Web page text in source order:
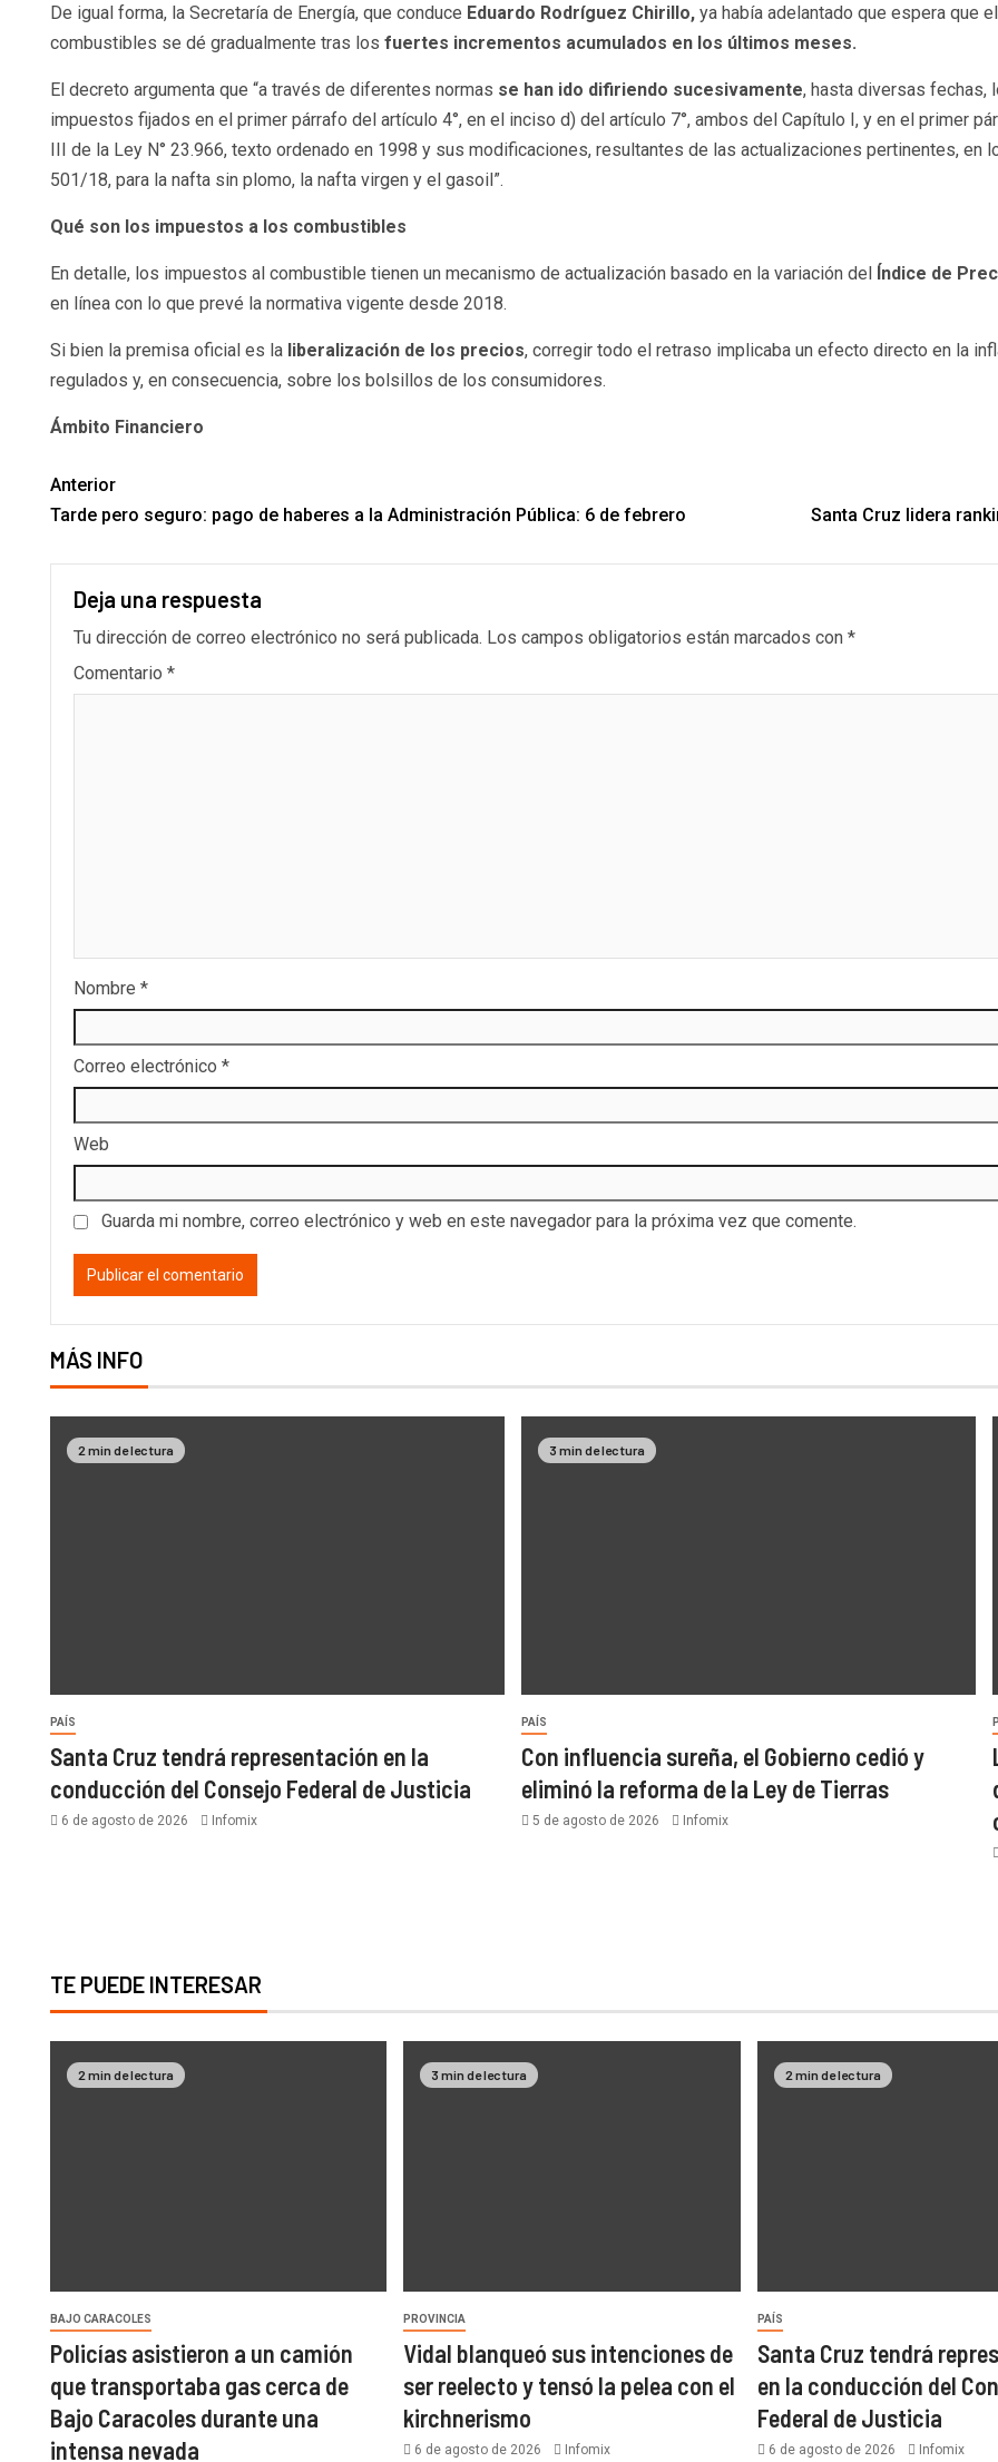
De igual forma, la Secretaría de Energía, que conduce Eduardo Rodríguez Chirillo, ya había adelantado que espera que el
combustibles se dé gradualmente tras los fuertes incrementos acumulados en los últimos meses.
El decreto argumenta que “a través de diferentes normas se han ido difiriendo sucesivamente, hasta diversas
impuestos fijados en el primer párrafo del artículo 4°, en el inciso d) del artículo 7°, ambos del Capítulo I, y en el primer
III de la Ley N° 23.966, texto ordenado en 1998 y sus modificaciones, resultantes de las actualizaciones pertinentes, en
501/18, para la nafta sin plomo, la nafta virgen y el gasoil”.
Qué son los impuestos a los combustibles
En detalle, los impuestos al combustible tienen un mecanismo de actualización basado en la variación del Índice de
en línea con lo que prevé la normativa vigente desde 2018.
Si bien la premisa oficial es la liberalización de los precios, corregir todo el retraso implicaba un efecto directo en la
regulados y, en consecuencia, sobre los bolsillos de los consumidores.
Ámbito Financiero
Anterior
Tarde pero seguro: pago de haberes a la Administración Pública: 6 de febrero
Santa Cruz lidera
Deja una respuesta
Tu dirección de correo electrónico no será publicada. Los campos obligatorios están marcados con *
Comentario *
Nombre *
Correo electrónico *
Web
Guarda mi nombre, correo electrónico y web en este navegador para la próxima vez que comente.
MÁS INFO
2 min de lectura
PAÍS
Santa Cruz tendrá representación en la
conducción del Consejo Federal de Justicia
6 de agosto de 2026 Infomix
3 min de lectura
PAÍS
Con influencia sureña, el Gobierno cedió y
eliminó la reforma de la Ley de Tierras
5 de agosto de 2026 Infomix
TE PUEDE INTERESAR
2 min de lectura
BAJO CARACOLES
Policías asistieron a un camión
que transportaba gas cerca de
Bajo Caracoles durante una
intensa nevada
3 min de lectura
PROVINCIA
Vidal blanqueó sus intenciones de
ser reelecto y tensó la pelea con el
kirchnerismo
6 de agosto de 2026 Infomix
2 min de lectura
PAÍS
Santa Cruz tendrá
en la conducción del
Federal de Justicia
6 de agosto de 2026 Infomix